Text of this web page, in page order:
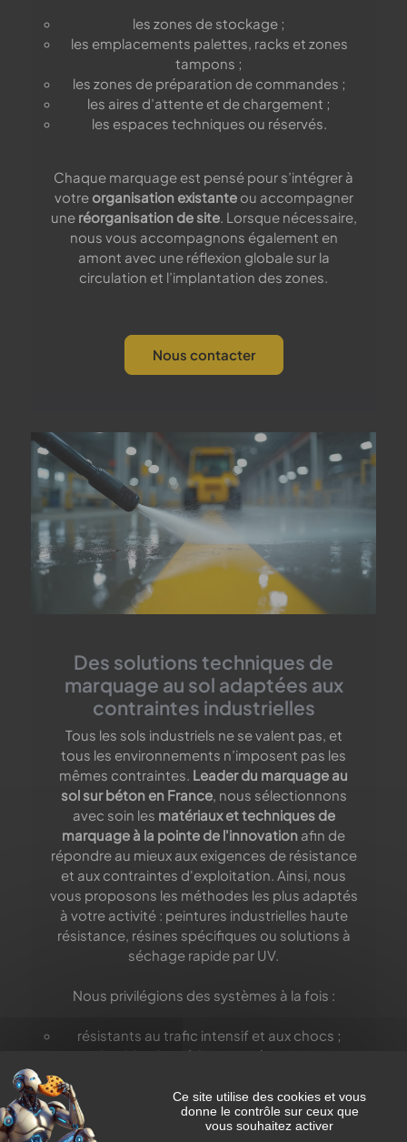
Ce site utilise des cookies et vous
donne le contrôle sur ceux que
vous souhaitez activer
les zones de stockage ;
les emplacements palettes, racks et zones
tampons ;
les zones de préparation de commandes ;
les aires d’attente et de chargement ;
les espaces techniques ou réservés.
Chaque marquage est pensé pour s’intégrer à
votre organisation existante ou accompagner
une réorganisation de site. Lorsque nécessaire,
nous vous accompagnons également en
amont avec une réflexion globale sur la
circulation et l’implantation des zones.
Nous contacter
Des solutions techniques de
marquage au sol adaptées aux
contraintes industrielles
Tous les sols industriels ne se valent pas, et
tous les environnements n’imposent pas les
mêmes contraintes. Leader du marquage au
sol sur béton en France, nous sélectionnons
avec soin les matériaux et techniques de
marquage à la pointe de l'innovation afin de
répondre au mieux aux exigences de résistance
et aux contraintes d'exploitation. Ainsi, nous
vous proposons les méthodes les plus adaptés
à votre activité : peintures industrielles haute
résistance, résines spécifiques ou solutions à
séchage rapide par UV.
Nous privilégions des systèmes à la fois :
résistants au trafic intensif et aux chocs ;
durables face à l’usure mécanique ;
compatibles avec les nettoyages industriels ;
visibles dans le temps, même en conditions
difficiles.